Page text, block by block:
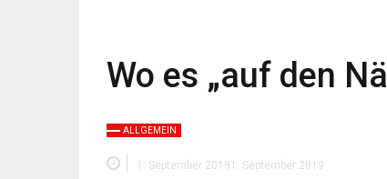
Wo es „auf den
ALLGEMEIN
1. September 20191. September 2019